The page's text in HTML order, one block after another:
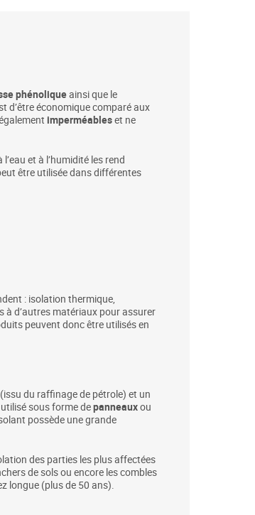
phénoliqueainsi que le
d’être économique comparé aux
imperméableset ne
et à l’humidité les rend
être utilisée dans différentes
: isolation thermique,
à d’autres matériaux pour assurer
peuvent donc être utilisés en
du raffinage de pétrole) et un
sous forme depanneauxou
possède une grande
des parties les plus affectées
de sols ou encore les combles
longue (plus de 50 ans).